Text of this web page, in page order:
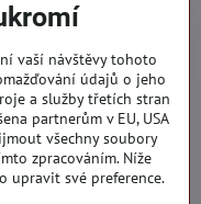
vaší návštěvy tohoto
údajů o jeho
a služby třetích stran
partnerům v EU, USA
všechny soubory
zpracováním. Níže
upravit své preference.